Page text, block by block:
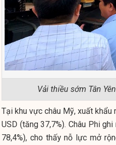
Vải thiều sớm Tân
Tại khu vực châu Mỹ, xuất
USD (tăng 37,7%). Châu Phi
78,4%), cho thấy nỗ lực mở